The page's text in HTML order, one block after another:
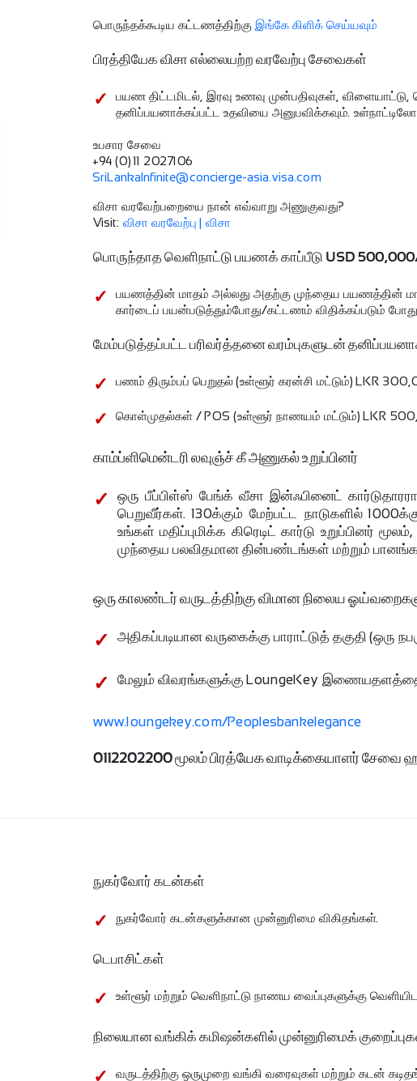
பொருந்தக்கூடிய கட்டணத்திற்கு இங்கே கிளிக் செய்யவும்
பிரத்தியேக விசா எல்லையற்ற வரவேற்பு சேவைகள்
பயண திட்டமிடல், இரவு உணவு முன்பதிவுகள், விளையாட்டு,
தனிப்பயனாக்கப்பட்ட உதவியை அனுபவிக்கவும்.
உபசார சேவை
+94 (0) 11 2027106
SriLankaInfinite@concierge-asia.visa.com
விசா வரவேற்பறையை நான் எவ்வாறு அணுகுவது?
Visit: விசா வரவேற்பு | விசா
பொருந்தாத வெளிநாட்டு பயணக் காப்பீடு USD
பயணத்தின் மாதம் அல்லது அதற்கு முந்தைய பயணத்தின்
கார்டைப் பயன்படுத்தும்போது/கட்டணம் விதிக்கப்படும் போது
மேம்படுத்தப்பட்ட பரிவர்த்தனை வரம்புகளுடன்
பணம் திரும்பப் பெறுதல் (உள்ளூர் கரன்சி மட்டும்) LKR
கொள்முதல்கள் / POS (உள்ளூர் நாணயம் மட்டும்) LKR
காம்ப்ளிமென்டரி லவுஞ்ச் கீ அணுகல் உறுப்பினர்
ஒரு பீப்பிள்ஸ் பேங்க் வீசா இன்ஃபினைட்
பெறுவீர்கள். 130க்கும் மேற்பட்ட நாடுகளில்
உங்கள் மதிப்புமிக்க கிரெடிட் கார்டு உறுப்பினர்
முந்தைய பலவிதமான தின்பண்டங்கள் மற்றும்
ஒரு காலண்டர் வருடத்திற்கு விமான நிலைய
அதிகப்படியான வருகைக்கு பாராட்டுத் தகுதி (ஒரு
மேலும் விவரங்களுக்கு LoungeKey
www.loungekey.com/Peoplesbankelegance
0112202200 மூலம் பிரத்யேக வாடிக்கையாளர்
நுகர்வோர் கடன்கள்
நுகர்வோர் கடன்களுக்கான முன்னுரிமை விகிதங்கள்.
டெபாசிட்கள்
உள்ளூர் மற்றும் வெளிநாட்டு நாணய வைப்புகளுக்கு
நிலையான வங்கிக் கமிஷன்களில் முன்னுரிமைக்
வருடத்திற்கு ஒருமுறை வங்கி வரைவுகள் மற்றும் கடன்